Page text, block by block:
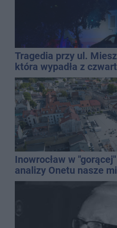
Tragedia przy ul.
która wypadła z
Inowrocław w
analizy Onetu nasze
najbardziej